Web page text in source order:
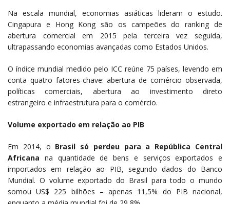
Na escala mundial, economias asiáticas lideram o estudo.
Cingapura e Hong Kong são os campeões do ranking de
abertura comercial em 2015 pela terceira vez seguida,
ultrapassando economias avançadas como Estados Unidos.
O índice mundial medido pelo ICC reúne 75 países, levendo em
conta quatro fatores-chave: abertura de comércio observada,
políticas comerciais, abertura ao investimento direto
estrangeiro e infraestrutura para o comércio.
Volume exportado em relação ao PIB
Em 2014, o Brasil só perdeu para a República Central
Africana na quantidade de bens e serviços exportados e
importados em relação ao PIB, segundo dados do Banco
Mundial. O volume exportado do Brasil para todo o mundo
somou US$ 225 bilhões – apenas 11,5% do PIB nacional,